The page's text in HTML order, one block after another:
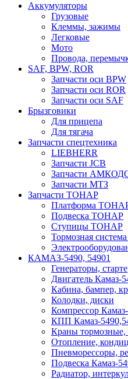
Аккумуляторы
Грузовые
Клеммы, зажимы
Легковые
Мото
Провода,
SAF, BPW, ROR
Запчасти оси BPW
Запчасти оси ROR
Запчасти оси SAF
Брызговики
Для прицепа
Для тягача
Запчасти спецтехника
LIEBHERR
Запчасти JCB
Запчасти
Запчасти МТЗ
Запчасти ТОНАР
Платформа
Подвеска ТОНАР
Ступицы ТОНАР
Тормозная
КАМАЗ-5490, 54901
Генераторы,
Двигатель Камаз-
Кабина, бампер,
Колодки, диски
Компрессор
КПП Камаз-
Краны тормозные,
Отопление,
Пневморессоры,
Подвеска Камаз-
Радиатор,